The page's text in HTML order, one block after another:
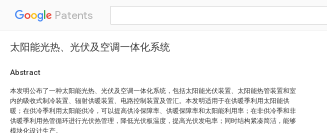
Patents
太阳能光热、光伏及空调一体化系统
Abstract
本发明公布了一种太阳能光热、光伏及空调一体化系统，包括太阳能光伏装置、太阳能热管装置和室
内的吸收式制冷装置、辐射供暖装置、电路控制装置及管汇。本发明适用于在供暖季利用太阳能供
暖；在供冷季利用太阳能供冷，可以提高供冷保障率、供暖保障率和太阳能利用率；在非供冷季和非
供暖季利用热管循环进行光伏热管理，降低光伏板温度，提高光伏发电率；同时结构紧凑简洁，能够
模块化设计生产。